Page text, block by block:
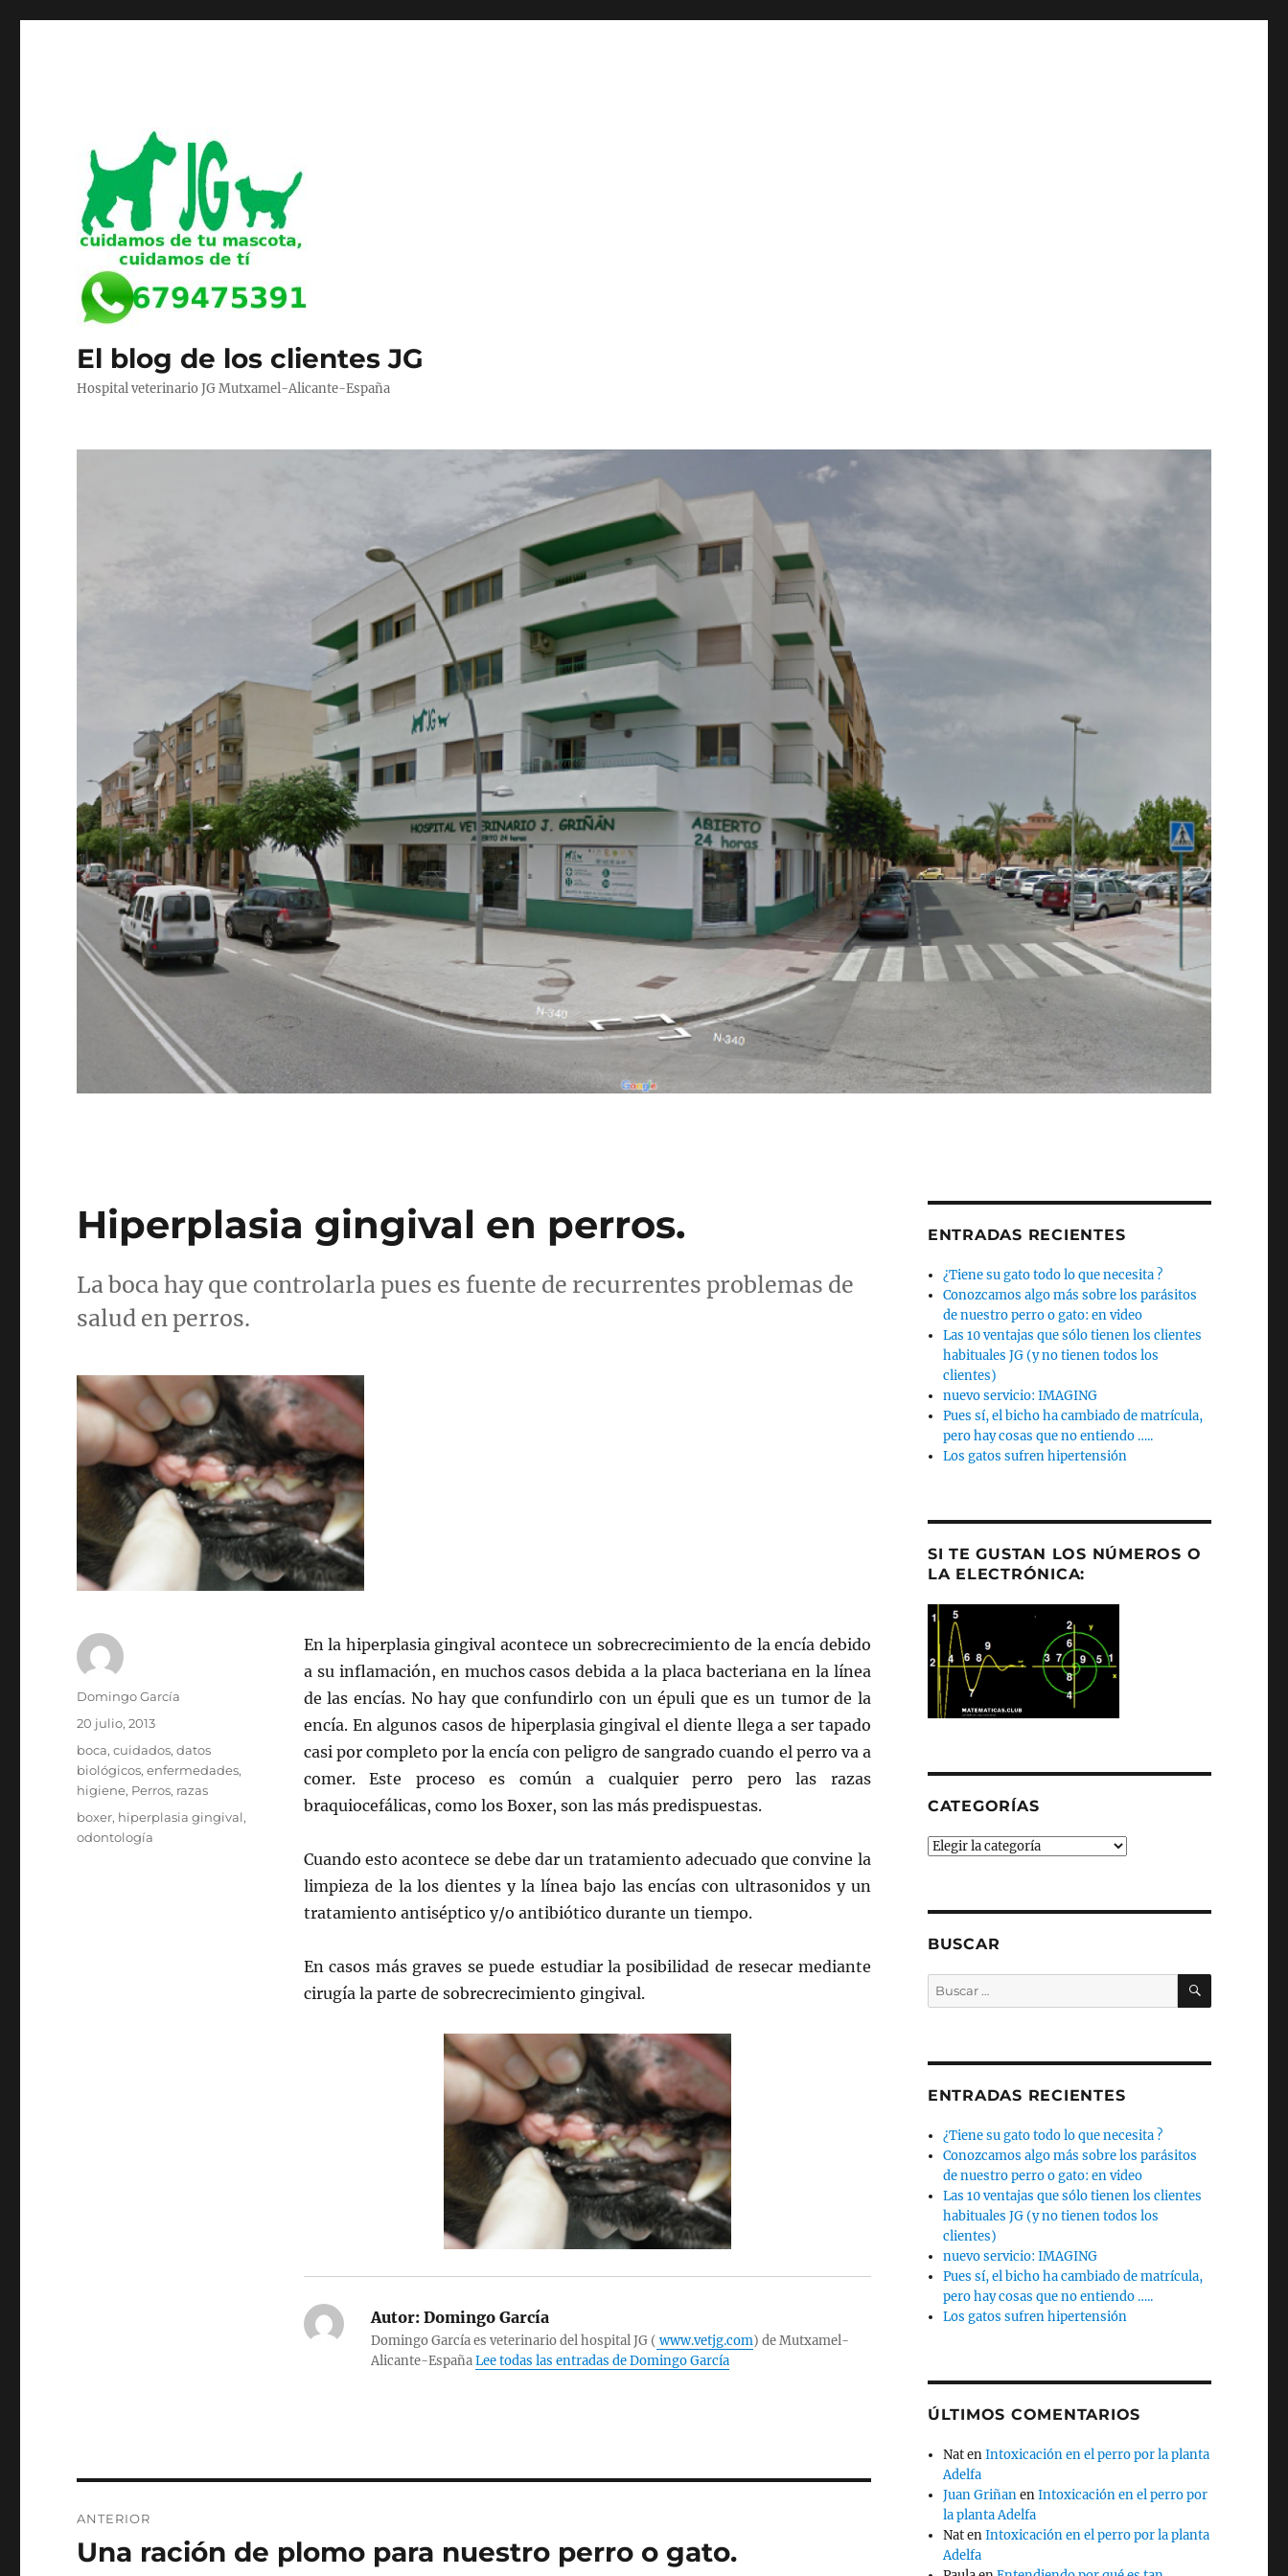
El blog de los clientes JG
Hospital veterinario JG Mutxamel-Alicante-España
Hiperplasia gingival en perros.
La boca hay que controlarla pues es fuente de recurrentes problemas de
salud en perros.
En la hiperplasia gingival acontece un sobrecrecimiento de la encía debido
a su inflamación, en muchos casos debida a la placa bacteriana en la línea
de las encías. No hay que confundirlo con un épuli que es un tumor de la
encía. En algunos casos de hiperplasia gingival el diente llega a ser tapado
casi por completo por la encía con peligro de sangrado cuando el perro va a
comer. Este proceso es común a cualquier perro pero las razas
braquiocefálicas, como los Boxer, son las más predispuestas.
Cuando esto acontece se debe dar un tratamiento adecuado que convine la
limpieza de la los dientes y la línea bajo las encías con ultrasonidos y un
tratamiento antiséptico y/o antibiótico durante un tiempo.
En casos más graves se puede estudiar la posibilidad de resecar mediante
cirugía la parte de sobrecrecimiento gingival.
Autor:Domingo García
Domingo García es veterinario del hospital JG ( www.vetjg.com) de Mutxamel-
Alicante-EspañaLee todas las entradas de Domingo García
Autor
Domingo García
Publicado
el
20 julio, 2013
Categorías
boca,cuidados,datos
biológicos,enfermedades,
higiene, Perros, razas
Etiquetas
boxer, hiperplasia gingival,
odontología
de
ANTERIOR
Entrada
Una ración de plomo para nuestro perro o gato.
ENTRADAS RECIENTES
¿Tiene su gato todo lo que necesita ?
Conozcamos algo más sobre los parásitos
de nuestro perro o gato: en video
Las 10 ventajas que sólo tienen los clientes
habituales JG (y no tienen todos los
clientes)
nuevo servicio: IMAGING
Pues sí, el bicho ha cambiado de matrícula,
pero hay cosas que no entiendo …..
Los gatos sufren hipertensión
SI TE GUSTAN LOS NÚMEROS O
LA ELECTRÓNICA:
CATEGORÍAS
Categorías
BUSCAR
Buscar
por:
BUSCAR
ENTRADAS RECIENTES
¿Tiene su gato todo lo que necesita ?
Conozcamos algo más sobre los parásitos
de nuestro perro o gato: en video
Las 10 ventajas que sólo tienen los clientes
habituales JG (y no tienen todos los
clientes)
nuevo servicio: IMAGING
Pues sí, el bicho ha cambiado de matrícula,
pero hay cosas que no entiendo …..
Los gatos sufren hipertensión
ÚLTIMOS COMENTARIOS
NatenIntoxicación en el perro por la planta
Adelfa
Juan GriñanenIntoxicación en el perro por
la planta Adelfa
NatenIntoxicación en el perro por la planta
Adelfa